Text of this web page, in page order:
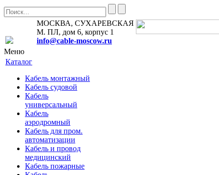
МОСКВА, СУХАРЕВСКАЯ
М. ПЛ, дом 6, корпус 1
info@cable-moscow.ru
Меню
Каталог
Кабель монтажный
Кабель судовой
Кабель
универсальный
Кабель
аэродромный
Кабель для пром.
автоматизации
Кабель и провод
медицинский
Кабель пожарные